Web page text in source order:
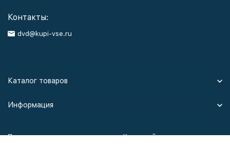
Контакты:
dvd@kupi-vse.ru
Каталог товаров
Информация
Политика персональных данных Карта сайта